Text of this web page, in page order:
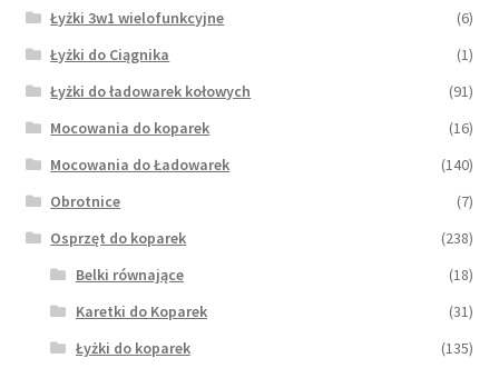
Łyżki 3w1 wielofunkcyjne
(6)
Łyżki do Ciągnika
(1)
Łyżki do ładowarek kołowych
(91)
Mocowania do koparek
(16)
Mocowania do Ładowarek
(140)
Obrotnice
(7)
Osprzęt do koparek
(238)
Belki równające
(18)
Karetki do Koparek
(31)
Łyżki do koparek
(135)